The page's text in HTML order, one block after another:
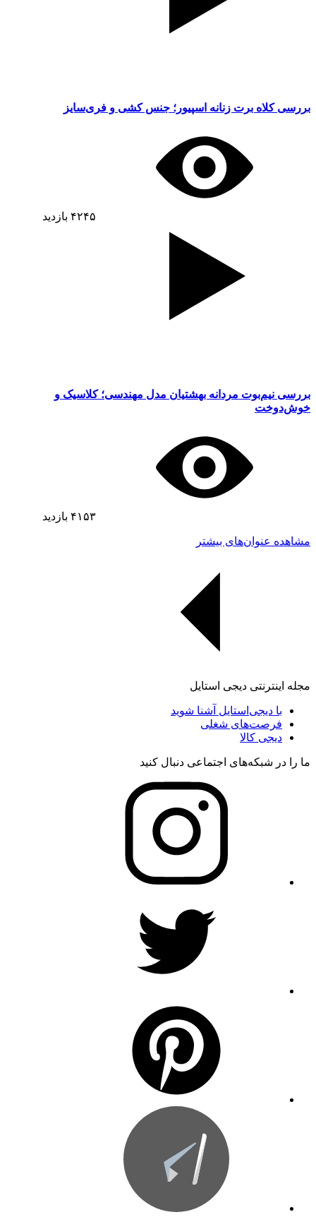
بررسی کلاه برت زنانه اسپیور؛ جنس کشی و فری‌سایز
۴۲۴۵ بازدید
بررسی نیم‌بوت مردانه بهشتیان مدل مهندسی؛ کلاسیک و
خوش‌دوخت
۴۱۵۳ بازدید
مشاهده عنوان‌های بیشتر
مجله اینترنتی دیجی استایل
با دیجی‌استایل آشنا شوید
فرصت‌های شغلی
دیجی کالا
ما را در شبکه‌های اجتماعی دنبال کنید